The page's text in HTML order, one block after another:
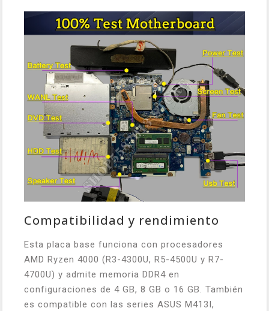
Compatibilidad y rendimiento
Esta placa base funciona con procesadores
AMD Ryzen 4000 (R3-4300U, R5-4500U y R7-
4700U) y admite memoria DDR4 en
configuraciones de 4 GB, 8 GB o 16 GB. También
es compatible con las series ASUS M413I,